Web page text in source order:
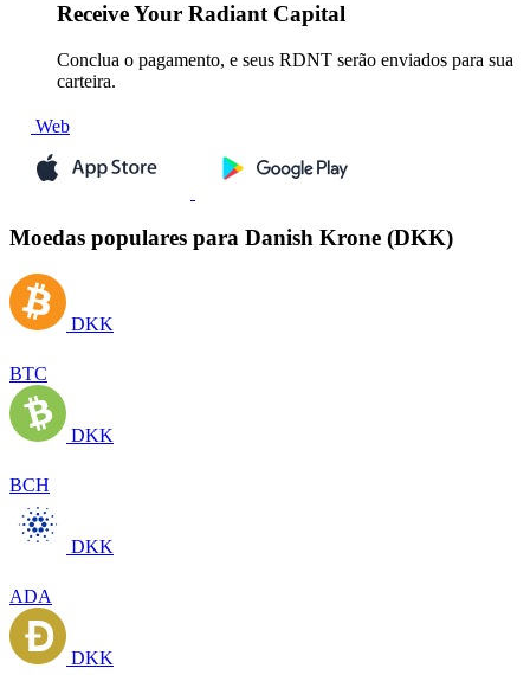
ReceiveYour Radiant Capital
Conclua o pagamento, e seus RDNT serão enviados para sua
carteira.
Web
Moedas populares para Danish Krone (DKK)
DKK
BTC
DKK
BCH
DKK
ADA
DKK